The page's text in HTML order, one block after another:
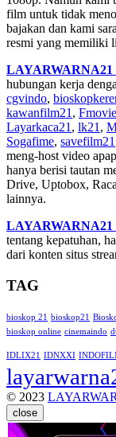
film untuk tidak
bajakan dan kami
resmi yang memiliki
LAYARWARNA21
hubungan kerja
cgvindo,
kawanfilm21 ,
Layarkaca21 , lk21 ,
Sogafime, savefilm21
meng-host video
hanya berisi tautan
Drive, Uptobox,
lainnya.
LAYARWARNA21
tentang kepatuhan,
dari konten situs
TAG
bioskop 21 bioskop21
bioskop online cinemaindo
IDLIX21 IDNXXI
© 2023
close